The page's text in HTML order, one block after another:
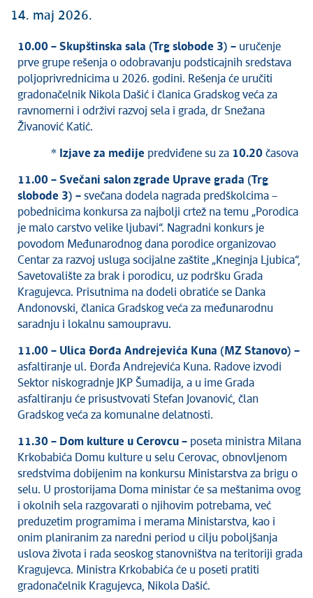
Odnosi sa javnošću
Zdravstvo
Socijalna zaštita
Sport
Sednice Gradskog veća
Sednice Skupštine
Turizam
Ekologija
Mladi u lokalnoj samoupravi
NVO
Međunarodna saradnja
Poziv za medije
Izbori
Oktobarske svečanosti
Obrazovanje
Savet za koordinaciju poslova bezbednosti
saobraćaja
Ljudska i manjinska prava
14. maj 2026.
10.00 – Skupštinska sala (Trg slobode 3) – uručenje
prve grupe rešenja o odobravanju podsticajnih sredstava
poljoprivrednicima u 2026. godini. Rešenja će uručiti
gradonačelnik Nikola Dašić i članica Gradskog veća za
ravnomerni i održivi razvoj sela i grada, dr Snežana
Živanović Katić.
* Izjave za medije predviđene su za 10.20 časova
11.00 – Svečani salon zgrade Uprave grada (Trg
slobode 3) – svečana dodela nagrada predškolcima –
pobednicima konkursa za najbolji crtež na temu „Porodica
je malo carstvo velike ljubavi“. Nagradni konkurs je
povodom Međunarodnog dana porodice organizovao
Centar za razvoj usluga socijalne zaštite „Kneginja Ljubica“,
Savetovalište za brak i porodicu, uz podršku Grada
Kragujevca. Prisutnima na dodeli obratiće se Danka
Andonovski, članica Gradskog veća za međunarodnu
saradnju i lokalnu samoupravu.
11.00 – Ulica Đorđa Andrejevića Kuna (MZ Stanovo) –
asfaltiranje ul. Đorđa Andrejevića Kuna. Radove izvodi
Sektor niskogradnje JKP Šumadija, a u ime Grada
asfaltiranju će prisustvovati Stefan Jovanović, član
Gradskog veća za komunalne delatnosti.
11.30 – Dom kulture u Cerovcu – poseta ministra Milana
Krkobabića Domu kulture u selu Cerovac, obnovljenom
sredstvima dobijenim na konkursu Ministarstva za brigu o
selu. U prostorijama Doma ministar će sa meštanima ovog
i okolnih sela razgovarati o njihovim potrebama, već
preduzetim programima i merama Ministarstva, kao i
onim planiranim za naredni period u cilju poboljšanja
uslova života i rada seoskog stanovništva na teritoriji grada
Kragujevca. Ministra Krkobabića će u poseti pratiti
gradonačelnik Kragujevca, Nikola Dašić.